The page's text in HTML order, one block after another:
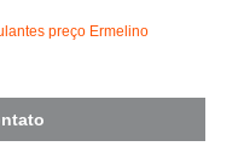
preço Ermelino